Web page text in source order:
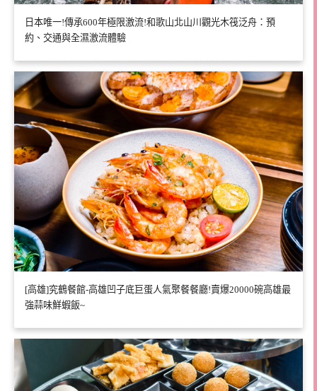
日本唯一!傳承600年極限激流!和歌山北山川觀光木筏泛舟：預
約、交通與全濕激流體驗
[高雄]究鶴餐館-高雄凹子底巨蛋人氣聚餐餐廳!賣爆20000碗高雄最
強蒜味鮮蝦飯~